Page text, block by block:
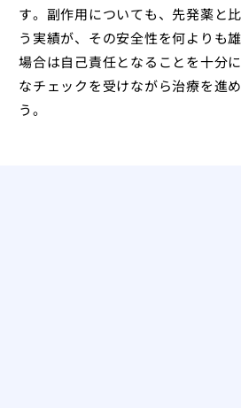
す。副作用についても、先発薬と
う実績が、その安全性を何よりも
場合は自己責任となることを十分
なチェックを受けながら治療を進
う。